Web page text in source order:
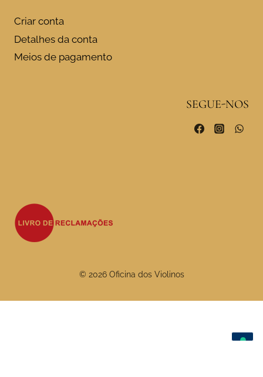
Criar conta
Detalhes da conta
Meios de pagamento
SEGUE-NOS
© 2026 Oficina dos Violinos